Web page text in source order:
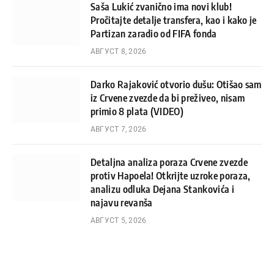
Saša Lukić zvanično ima novi klub!
Pročitajte detalje transfera, kao i kako je
Partizan zaradio od FIFA fonda
АВГУСТ 8, 2026
Darko Rajaković otvorio dušu: Otišao sam
iz Crvene zvezde da bi preživeo, nisam
primio 8 plata (VIDEO)
АВГУСТ 7, 2026
Detaljna analiza poraza Crvene zvezde
protiv Hapoela! Otkrijte uzroke poraza,
analizu odluka Dejana Stankovića i
najavu revanša
АВГУСТ 5, 2026